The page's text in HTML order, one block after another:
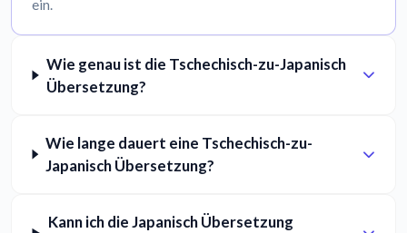
ein.
Wie genau ist die Tschechisch-zu-Japanisch
Übersetzung?
Wie lange dauert eine Tschechisch-zu-
Japanisch Übersetzung?
Kann ich die Japanisch Übersetzung